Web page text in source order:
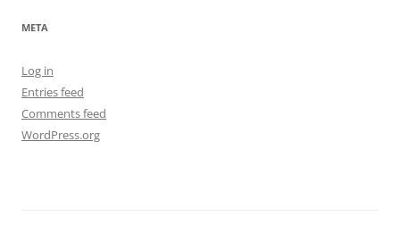
META
Log in
Entries feed
Comments feed
WordPress.org